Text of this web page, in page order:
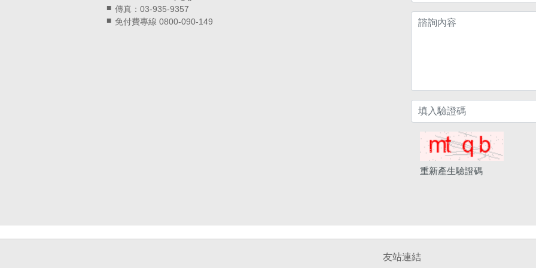
傳真：03-935-9357
免付費專線 0800-090-149
重新產生驗證碼
友站連結